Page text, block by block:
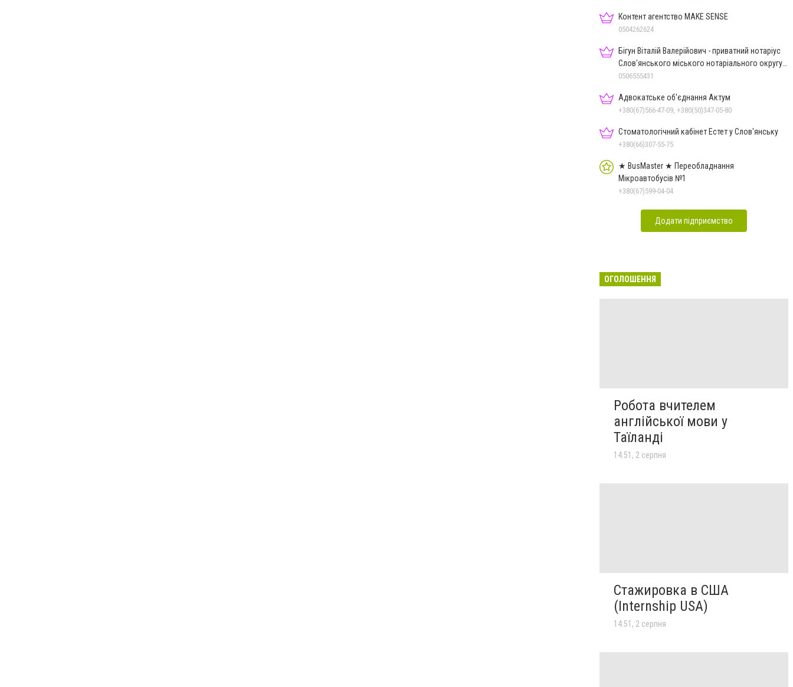
Контент агентство MAKE SENSE
0504262624
Бігун Віталій Валерійович - приватний нотаріус
Слов'янського міського нотаріального округу
Дон.обл.
0506555431
Адвокатське об'єднання Актум
+380(67)566-47-09, +380(50)347-05-80
Стоматологічний кабінет Естет у Слов'янську
+380(66)307-55-75
★ BusMaster ★ Переобладнання
Мікроавтобусів №1
+380(67)599-04-04
Додати підприємство
ОГОЛОШЕННЯ
Робота вчителем
англійської мови у
Таїланді
14:51, 2 серпня
Стажировка в США
(Internship USA)
14:51, 2 серпня